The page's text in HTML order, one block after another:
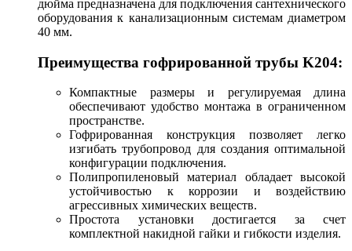
дюйма предназначена для подключения сантехнического
оборудования к канализационным системам диаметром
40 мм.
Преимущества гофрированной трубы K204:
Компактные размеры и регулируемая длина
обеспечивают удобство монтажа в ограниченном
пространстве.
Гофрированная конструкция позволяет легко
изгибать трубопровод для создания оптимальной
конфигурации подключения.
Полипропиленовый материал обладает высокой
устойчивостью к коррозии и воздействию
агрессивных химических веществ.
Простота установки достигается за счет
комплектной накидной гайки и гибкости изделия.